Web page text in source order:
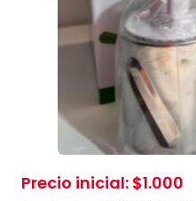
Precio inicial: $1.000